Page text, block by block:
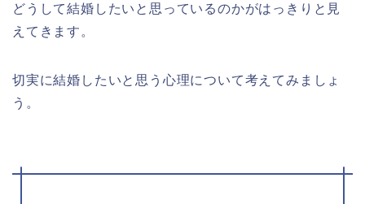
どうして結婚したいと思っているのかがはっきりと見
えてきます。
切実に結婚したいと思う心理について考えてみましょ
う。